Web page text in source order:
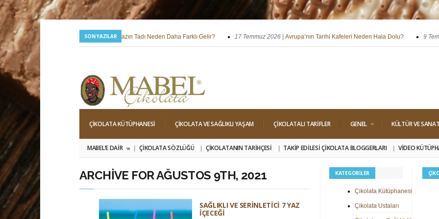
SON YAZILAR
24 Temmuz 2026 |Yazın Tadı Neden Daha Farklı Gelir? 17 Temmuz 2026 |Avrupa’nın Tarihi Kafeleri Neden Hala Dolu? 9
6 Mayıs 2026 |Hıdırellez; Dilek, Niyet ve Baharı Karşılama Hissi 29 Nisan 2026 |Dört Klasik Dolgu: Pralin, Ganaj, Krokant ve Trüf
ÇIKOLATA KÜTÜPHANESI ÇIKOLATA VE SAĞLIKLI YAŞAM ÇIKOLATALI TARIFLER GENEL KÜLTÜR VE SANAT
MABEL’E DAIR » ÇIKOLATA SÖZLÜĞÜ ÇIKOLATANIN TARIHÇESI TAKIP EDILESI ÇIKOLATA BLOGGERLARI VIDEO
ARCHIVE FOR AĞUSTOS 9TH, 2021
SAĞLIKLI VE SERINLETICI 7 YAZ
İÇECEĞI
KATEGORILER
Çikolata Kütüphanesi
Çikolata Ustaları